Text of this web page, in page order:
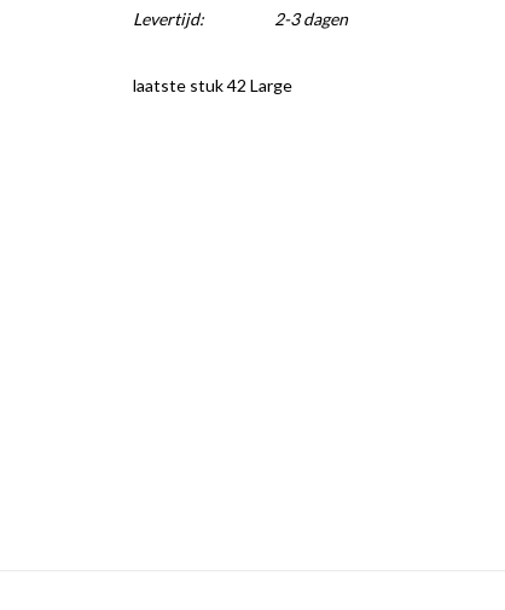
Levertijd:
2-3 dagen
laatste stuk 42 Large